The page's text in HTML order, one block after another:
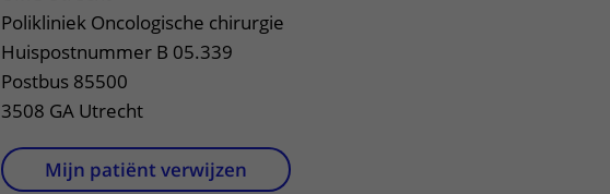
Polikliniek Oncologische chirurgie
Huispostnummer B 05.339
Postbus 85500
3508 GA Utrecht
Mijn patiënt verwijzen